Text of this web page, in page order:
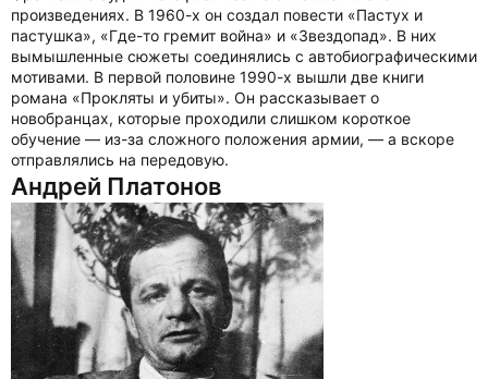
произведениях. В 1960-х он создал повести «Пастух и
пастушка», «Где-то гремит война» и «Звездопад». В них
вымышленные сюжеты соединялись с автобиографическими
мотивами. В первой половине 1990-х вышли две книги
романа «Прокляты и убиты». Он рассказывает о
новобранцах, которые проходили слишком короткое
обучение — из-за сложного положения армии, — а вскоре
отправлялись на передовую.
Андрей Платонов